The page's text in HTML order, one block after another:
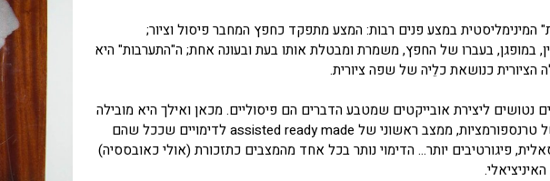
המינימליסטית במצע פנים רבות: המצע מתפקד כחפץ המחבר פיסול וציור;
במופגן, בעברו של החפץ, משמרת ומבטלת אותו בעת ובעונה אחת; ה"התערבות" היא
כנושאת כלֵיה של שפה ציורית.
נטושים ליצירת אובייקטים שמטבע הדברים הם פיסוליים. מכאן ואילך היא מובילה
את האובייקט, דרך שורה של טרנספורמציות, ממצב ראשוני של assisted ready made לדימויים שככל שהם
פיגורטיבים יותר… הדימוי נותר בכל אחד מהמצבים כתזכורת (אולי כאובססיה)